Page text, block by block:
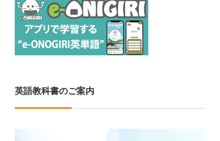
英語教科書のご案内